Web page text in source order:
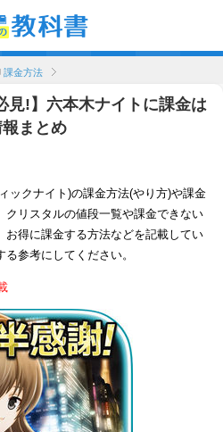
課金方法
見!】六本木ナイトに課金は
まとめ
ックナイト)の課金方法(やり方)や課金
クリスタルの値段一覧や課金できない
お得に課金する方法などを記載してい
参考にしてください。